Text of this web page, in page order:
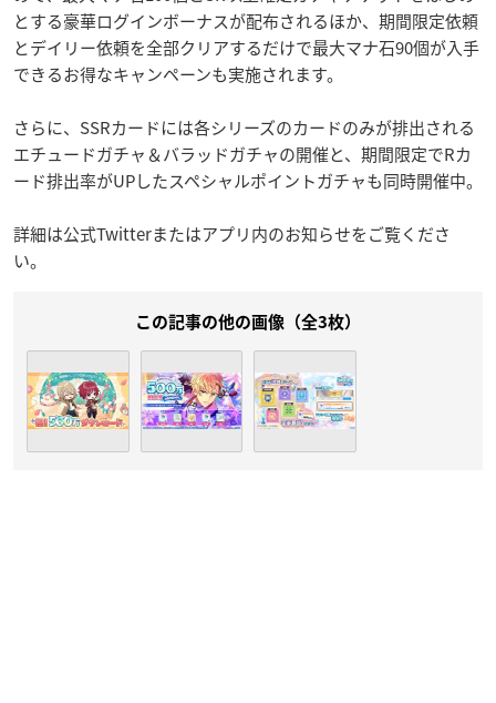
とする豪華ログインボーナスが配布されるほか、期間限定依頼
とデイリー依頼を全部クリアするだけで最大マナ石90個が入手
できるお得なキャンペーンも実施されます。
さらに、SSRカードには各シリーズのカードのみが排出される
エチュードガチャ＆バラッドガチャの開催と、期間限定でRカ
ード排出率がUPしたスペシャルポイントガチャも同時開催中。
詳細は公式Twitterまたはアプリ内のお知らせをご覧くださ
い。
この記事の他の画像（全3枚）